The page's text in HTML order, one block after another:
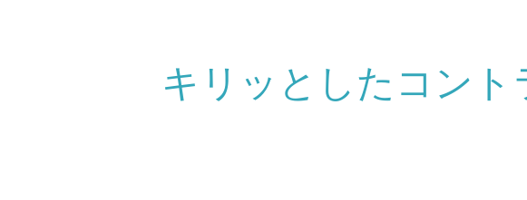
キリッとしたコン